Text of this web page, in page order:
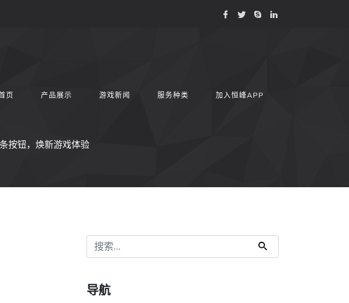
页 产品展示 游戏新闻 服务种类 加入恒峰APP
按钮，焕新游戏体验
导航